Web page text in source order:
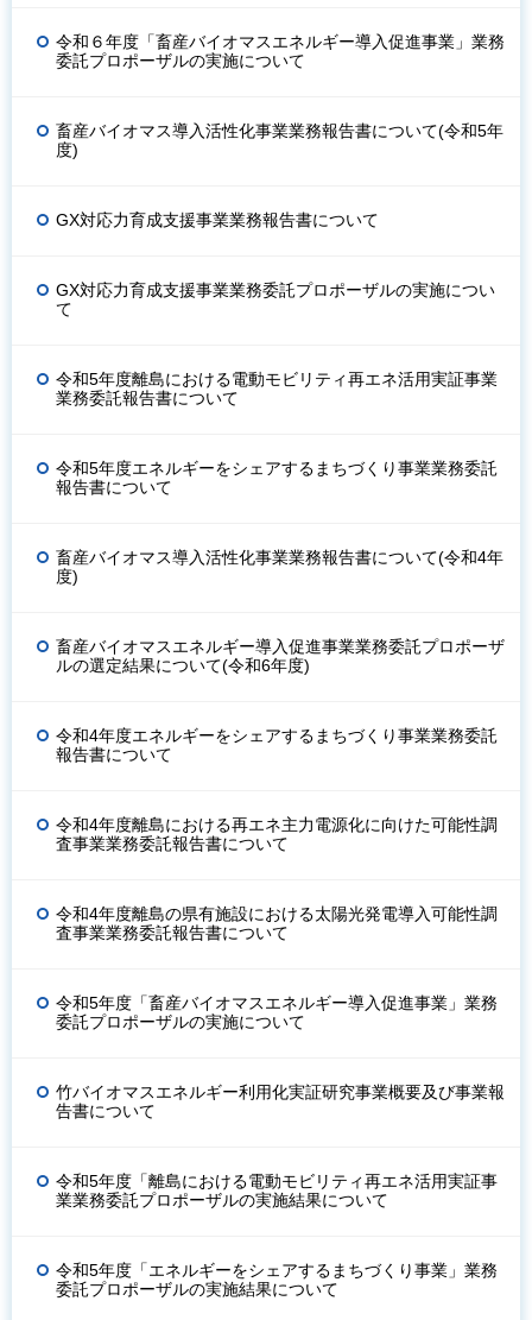
令和６年度「畜産バイオマスエネルギー導入促進事業」業務
委託プロポーザルの実施について
畜産バイオマス導入活性化事業業務報告書について(令和5年
度)
GX対応力育成支援事業業務報告書について
GX対応力育成支援事業業務委託プロポーザルの実施につい
て
令和5年度離島における電動モビリティ再エネ活用実証事業
業務委託報告書について
令和5年度エネルギーをシェアするまちづくり事業業務委託
報告書について
畜産バイオマス導入活性化事業業務報告書について(令和4年
度)
畜産バイオマスエネルギー導入促進事業業務委託プロポーザ
ルの選定結果について(令和6年度)
令和4年度エネルギーをシェアするまちづくり事業業務委託
報告書について
令和4年度離島における再エネ主力電源化に向けた可能性調
査事業業務委託報告書について
令和4年度離島の県有施設における太陽光発電導入可能性調
査事業業務委託報告書について
令和5年度「畜産バイオマスエネルギー導入促進事業」業務
委託プロポーザルの実施について
竹バイオマスエネルギー利用化実証研究事業概要及び事業報
告書について
令和5年度「離島における電動モビリティ再エネ活用実証事
業業務委託プロポーザルの実施結果について
令和5年度「エネルギーをシェアするまちづくり事業」業務
委託プロポーザルの実施結果について